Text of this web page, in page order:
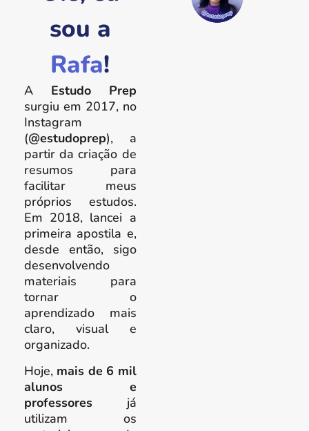
sou a
Rafa!
A Estudo Prep
surgiu em 2017, no
Instagram
(@estudoprep), a
partir da criação de
resumos para
facilitar meus
próprios estudos.
Em 2018, lancei a
primeira apostila e,
desde então, sigo
desenvolvendo
materiais para
tornar o
aprendizado mais
claro, visual e
organizado.
Hoje, mais de 6 mil
alunos e
professores já
utilizam os